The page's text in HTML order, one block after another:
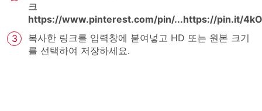
크
https://www.pinterest.com/pin/...https://pin.it/
복사한 링크를 입력창에 붙여넣고 HD 또는 원본 크기
를 선택하여 저장하세요.